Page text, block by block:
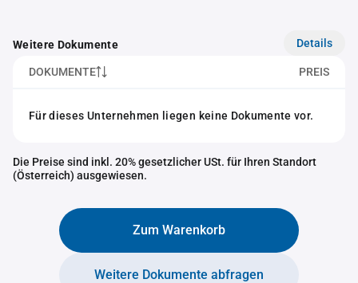
Weitere Dokumente Details
DOKUMENTE PREIS
Für dieses Unternehmen liegen keine Dokumente vor.
Die Preise sind inkl. 20% gesetzlicher USt. für Ihren Standort
(Österreich) ausgewiesen.
Zum Warenkorb
Weitere Dokumente abfragen